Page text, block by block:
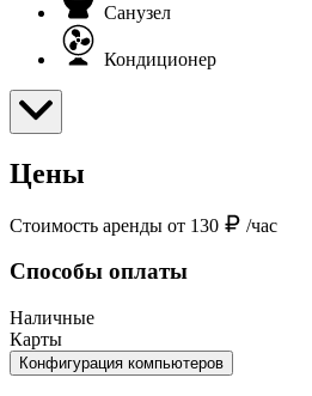
Санузел
Кондиционер
Цены
Стоимость аренды от 130 /час
Способы оплаты
Наличные
Карты
Конфигурация компьютеров